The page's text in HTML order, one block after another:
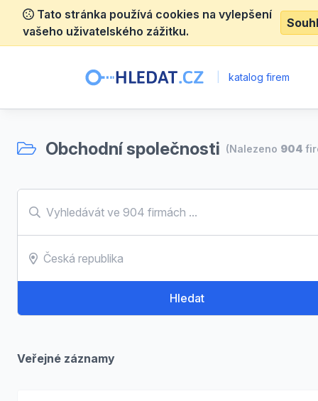
Tato stránka používá cookies na vylepšení
vašeho uživatelského zážitku.
katalog firem
Obchodní společnosti (Nalezeno 904
Hledat
Veřejné záznamy